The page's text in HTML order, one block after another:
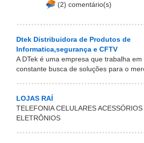
(2) comentário(s)
Dtek Distribuidora de Produtos de
Informatica,segurança e CFTV
A DTek é uma empresa que trabalha em
constante busca de soluções para o
LOJAS RAÍ
TELEFONIA CELULARES ACESSÓRIOS
ELETRÔNIOS